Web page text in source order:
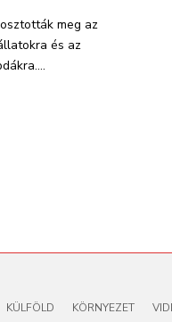
meg az
és az
KÜLFÖLD KÖRNYEZET